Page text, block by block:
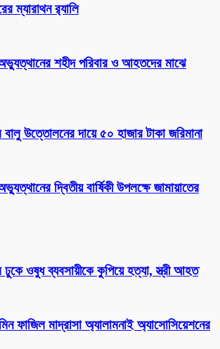
ম্যারাথন র‌্যালি
শহীদ পরিবার ও আহতদের মাঝে
উত্তোলনের দায়ে ৫০ হাজার টাকা জরিমানা
দ্বিতীয় বার্ষিকী উপলক্ষে জামায়াতের
ঢুকে ওষুধ ব্যবসায়ীকে কুপিয়ে হত্যা, স্ত্রী আহত
ফাজিল মাদ্রাসা অ্যালামনাই অ্যাসোসিয়েশনের